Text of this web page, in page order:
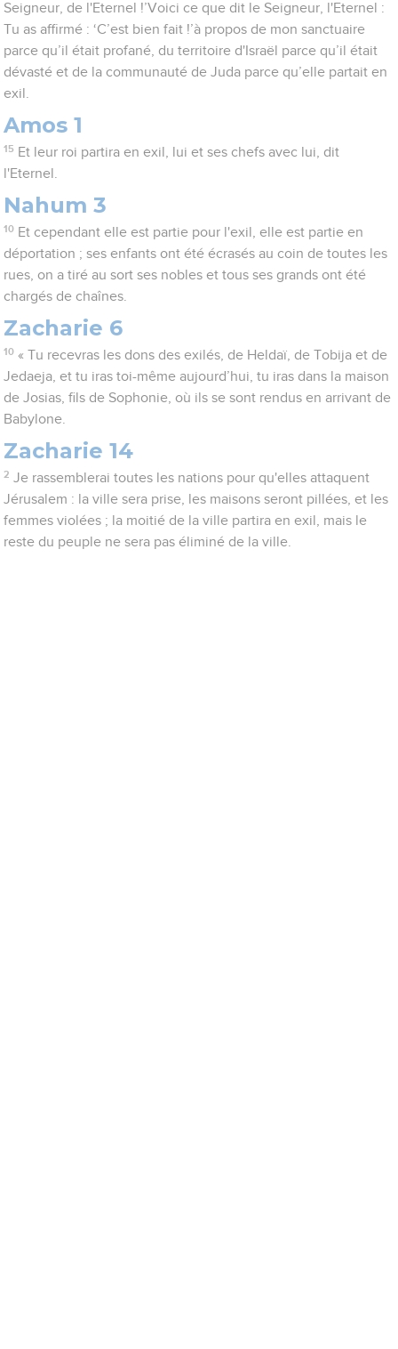
Seigneur, de l'Eternel !’Voici ce que dit le Seigneur, l'Eternel :
Tu as affirmé : ‘C’est bien fait !’à propos de mon sanctuaire
parce qu’il était profané, du territoire d'Israël parce qu’il était
dévasté et de la communauté de Juda parce qu’elle partait en
exil.
Amos 1
15 Et leur roi partira en exil, lui et ses chefs avec lui, dit
l'Eternel.
Nahum 3
10 Et cependant elle est partie pour l'exil, elle est partie en
déportation ; ses enfants ont été écrasés au coin de toutes les
rues, on a tiré au sort ses nobles et tous ses grands ont été
chargés de chaînes.
Zacharie 6
10 « Tu recevras les dons des exilés, de Heldaï, de Tobija et de
Jedaeja, et tu iras toi-même aujourd’hui, tu iras dans la maison
de Josias, fils de Sophonie, où ils se sont rendus en arrivant de
Babylone.
Zacharie 14
2 Je rassemblerai toutes les nations pour qu'elles attaquent
Jérusalem : la ville sera prise, les maisons seront pillées, et les
femmes violées ; la moitié de la ville partira en exil, mais le
reste du peuple ne sera pas éliminé de la ville.